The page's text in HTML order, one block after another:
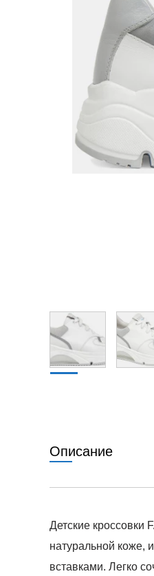
Описание
Детские кроссовки
натуральной коже,
вставками. Легко